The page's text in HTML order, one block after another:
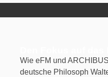
Wie eFM und
deutsche Philosoph